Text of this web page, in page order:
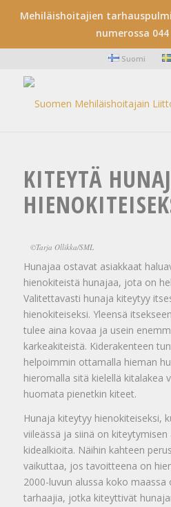
Mehiläishoitajien
numerossa 044
Suomi
KITEYTÄ
©Tarja Ollikka/SML
Hunajaa ostavat asiakkaat
hienokiteistä hunajaa, jota on
Valitettavasti hunaja kiteytyy
hienokiteiseksi. Yleensä
tulee aina kovaa ja usein
karkeakiteistä. Kiderakenteen
helpoimmin ottamalla hieman
hieromalla sitä kielellä kitalakea
huomata pienetkin kiteet.
Hunaja kiteytyy hienokiteiseksi,
viileässä ja siinä on kiteytymisen
kidealkioita. Näihin kahteen
vaikuttaa, jos tavoitteena on
2000-luvun alussa koko maassa
tarhaajia, jotka kiteyttivät